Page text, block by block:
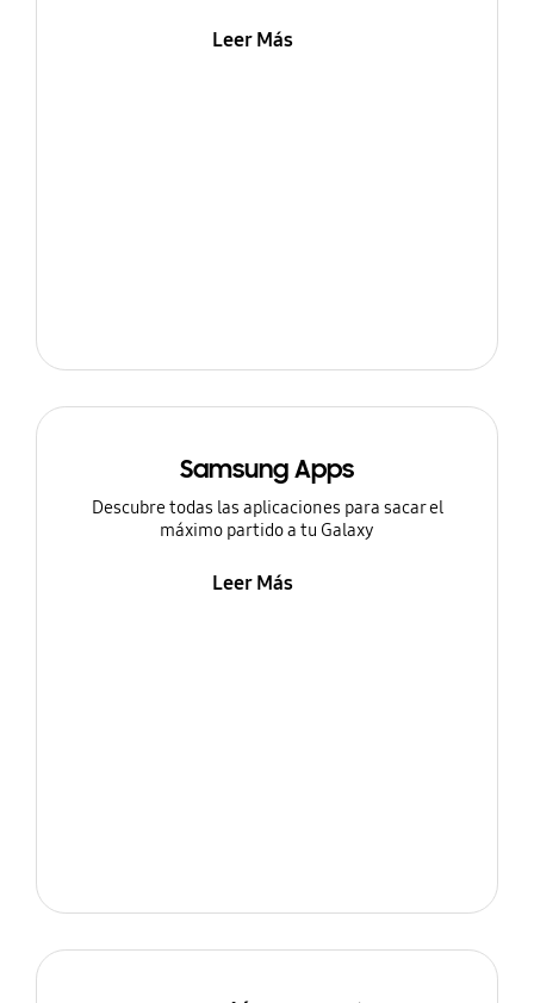
Leer Más
Samsung Apps
Descubre todas las aplicaciones para sacar el
máximo partido a tu Galaxy
Leer Más